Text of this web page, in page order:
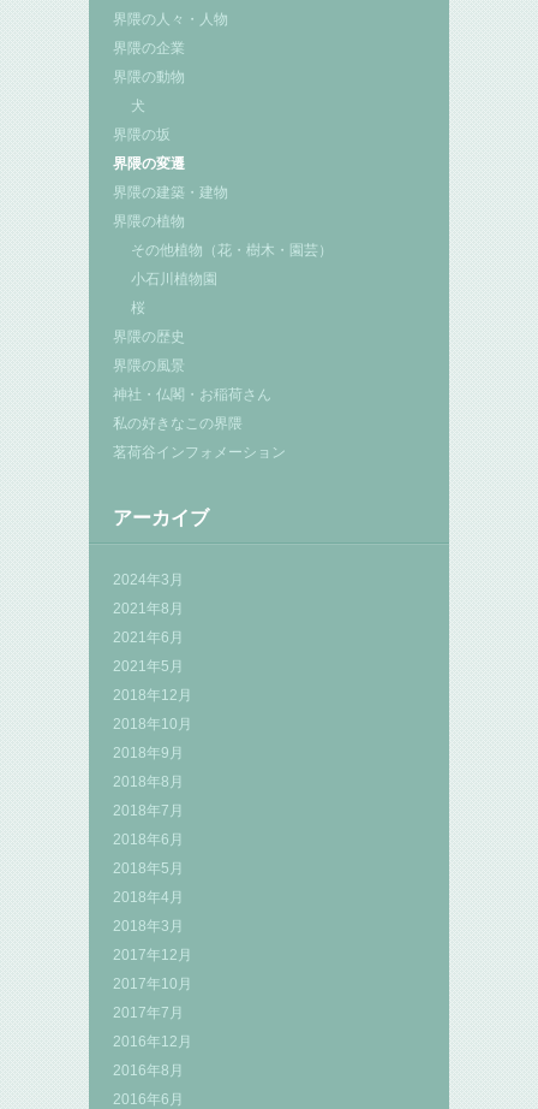
界隈の人々・人物
界隈の企業
界隈の動物
犬
界隈の坂
界隈の変遷
界隈の建築・建物
界隈の植物
その他植物（花・樹木・園芸）
小石川植物園
桜
界隈の歴史
界隈の風景
神社・仏閣・お稲荷さん
私の好きなこの界隈
茗荷谷インフォメーション
アーカイブ
2024年3月
2021年8月
2021年6月
2021年5月
2018年12月
2018年10月
2018年9月
2018年8月
2018年7月
2018年6月
2018年5月
2018年4月
2018年3月
2017年12月
2017年10月
2017年7月
2016年12月
2016年8月
2016年6月